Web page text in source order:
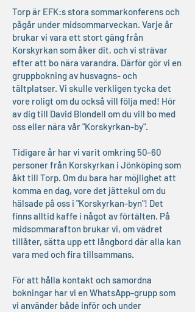
Torp är EFK:s stora sommarkonferens och
pågår under midsommarveckan. Varje år
brukar vi vara ett stort gäng från
Korskyrkan som åker dit, och vi strävar
efter att bo nära varandra. Därför gör vi en
gruppbokning av husvagns- och
tältplatser. Vi skulle verkligen tycka det
vore roligt om du också vill följa med! Hör
av dig till David Blondell om du vill bo med
oss eller nära vår "Korskyrkan-by".
Tidigare år har vi varit omkring 50–60
personer från Korskyrkan i Jönköping som
åkt till Torp. Om du bara har möjlighet att
komma en dag, vore det jättekul om du
hälsade på oss i "Korskyrkan-byn"! Det
finns alltid kaffe i något av förtälten. På
midsommarafton brukar vi, om vädret
tillåter, sätta upp ett långbord där alla kan
vara med och fira tillsammans.
För att hålla kontakt och samordna
bokningar har vi en WhatsApp-grupp som
vi använder både inför och under